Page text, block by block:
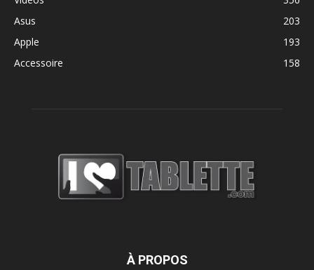
Asus
203
Apple
193
Accessoire
158
À PROPOS